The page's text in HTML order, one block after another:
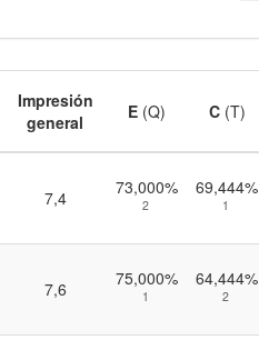
Impresión
general
E (Q) C (T)
7,4 73,000%
2
69,444%
1
7,6 75,000%
1
64,444%
2